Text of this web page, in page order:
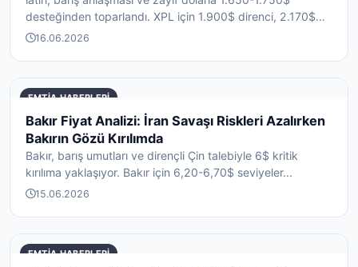
desteğinden toparlandı. XPL için 1.900$ direnci, 2.170$
h...16.06.2026
EMTIA HABERLERI
Bakır Fiyat Analizi: İran Savaşı Riskleri Azalırken
Bakırın Gözü Kırılımda
Bakır, barış umutları ve dirençli Çin talebiyle 6$ kritik
kırılıma yaklaşıyor. Bakır için 6,20-6,70$ seviyeler...
15.06.2026
EMTIA HABERLERI